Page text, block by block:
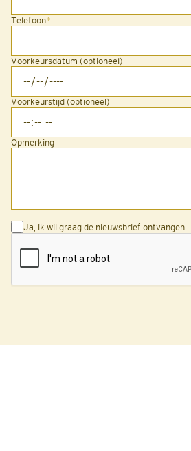
Telefoon*
Voorkeursdatum (optioneel)
Voorkeurstijd (optioneel)
Opmerking
Ja, ik wil graag de nieuwsbrief ontvangen